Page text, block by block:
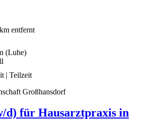
entfernt
(Luhe)
| Teilzeit
Großhansdorf
d) für Hausarztpraxis in